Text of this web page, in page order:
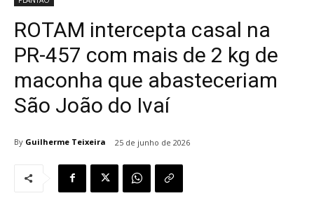
ROTAM intercepta casal na
PR-457 com mais de 2 kg de
maconha que abasteceriam
São João do Ivaí
By Guilherme Teixeira 25 de junho de 2026